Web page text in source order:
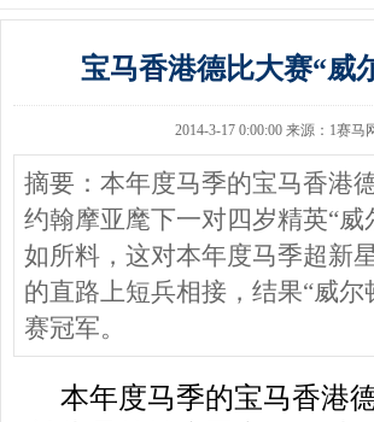
宝马香港德比大赛“威
2014-3-17 0:00:00 来源：1赛马
摘要：本年度马季的宝马香港
约翰摩亚麾下一对四岁精英“
如所料，这对本年度马季超新
的直路上短兵相接，结果“威
赛冠军。
本年度马季的宝马香港